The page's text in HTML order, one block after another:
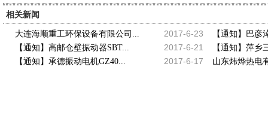
相关新闻
2017-6-23
大连海顺重工环保设备有限公司... 【通知】巴彦
2017-6-21
【通知】高邮仓壁振动器SBT... 【通知】萍乡
2017-6-17
【通知】承德振动电机GZ40... 山东炜烨热电